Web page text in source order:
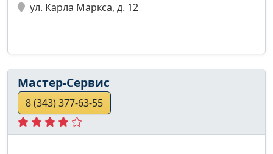
ул. Карла Маркса, д. 12
Мастер-Сервис
8 (343) 377-63-55